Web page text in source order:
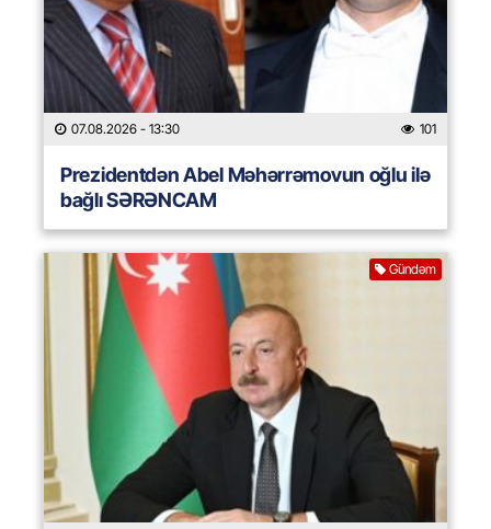
07.08.2026 - 13:30 101
Prezidentdən Abel Məhərrəmovun oğlu ilə
bağlı SƏRƏNCAM
Gündəm